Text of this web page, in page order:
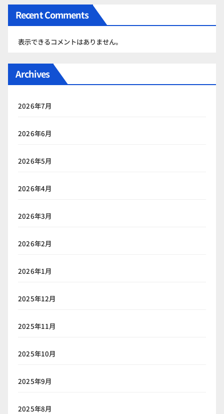
Recent Comments
表示できるコメントはありません。
Archives
2026年7月
2026年6月
2026年5月
2026年4月
2026年3月
2026年2月
2026年1月
2025年12月
2025年11月
2025年10月
2025年9月
2025年8月